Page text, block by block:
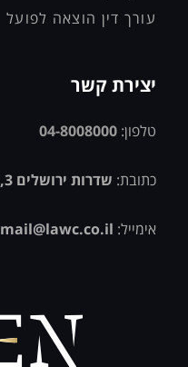
עורך דין הוצאה לפועל
יצירת קשר
טלפון: 04-8008000
כתובת: שדרות ירושלים 3, קרית מוצקין
אימייל: mail@lawc.co.il